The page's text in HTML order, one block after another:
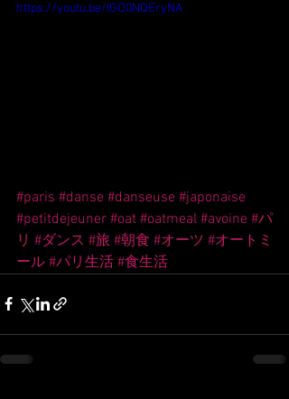
https://youtu.be/IGO0NQEryNA
#paris #danse #danseuse #japonaise
#petitdejeuner #oat #oatmeal #avoine #パ
リ #ダンス #旅 #朝食 #オーツ #オートミ
ール #パリ生活 #食生活